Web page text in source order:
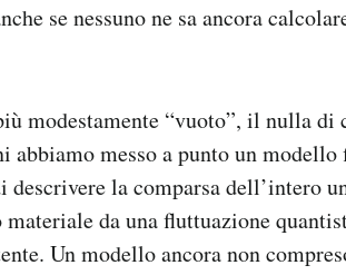
se nessuno ne sa ancora
modestamente “vuoto”, il nulla di
abbiamo messo a punto un
la comparsa dell’intero
da una fluttuazione
Un modello ancora non